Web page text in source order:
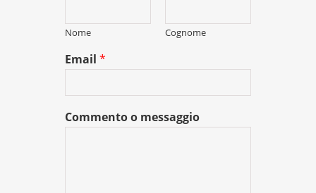
Nome Cognome
Email*
Commento o messaggio